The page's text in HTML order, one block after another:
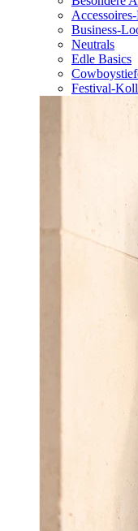
Business-
Neutrals
Edle Basics
Festival-